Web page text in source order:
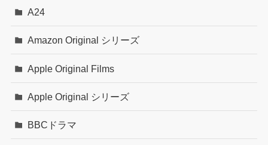
A24
Amazon Original シリーズ
Apple Original Films
Apple Original シリーズ
BBCドラマ